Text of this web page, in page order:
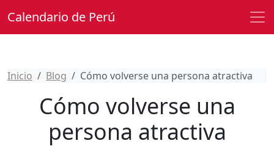
Calendario de Perú
Inicio Blog Cómo volverse una persona atractiva
Cómo volverse una
persona atractiva